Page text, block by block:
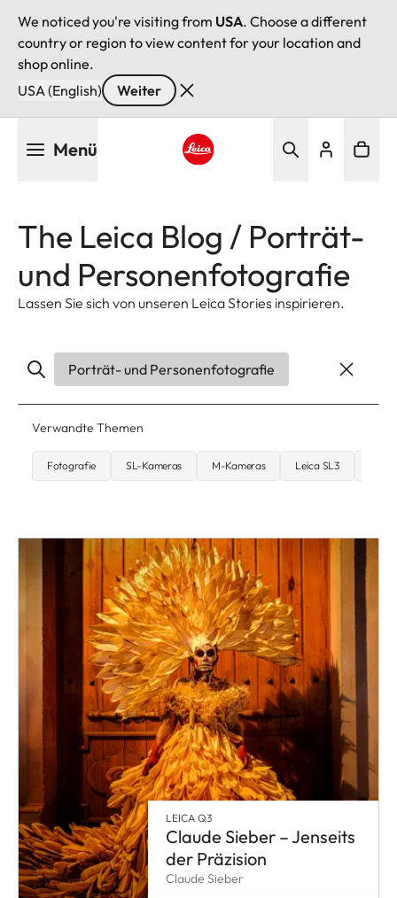
We noticed you're visiting from USA. Choose a different
country or region to view content for your location and
shop online.
USA (English)
Weiter
Menü
The Leica Blog / Porträt-
und Personenfotografie
Lassen Sie sich von unseren Leica Stories inspirieren.
Porträt- und Personenfotografie
Verwandte Themen
Fotografie SL-Kameras M-Kameras Leica SL3
LEICA Q3
Claude Sieber – Jenseits
der Präzision
Claude Sieber